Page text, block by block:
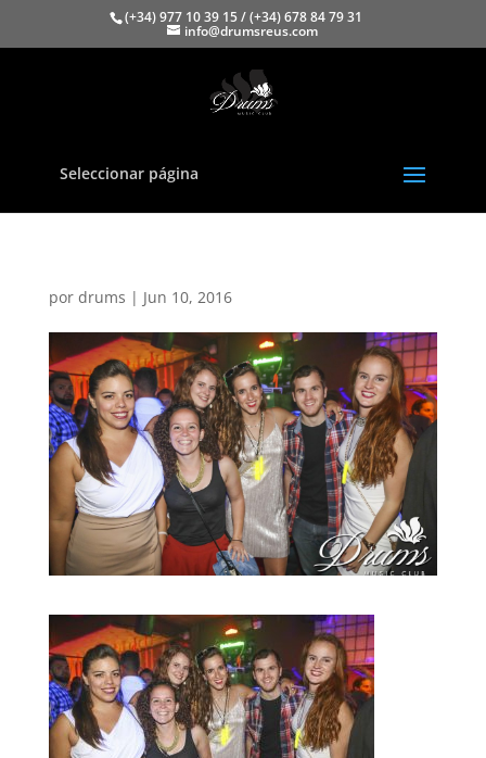
(+34) 977 10 39 15 / (+34) 678 84 79 31
info@drumsreus.com
Seleccionar página
por drums | Jun 10, 2016